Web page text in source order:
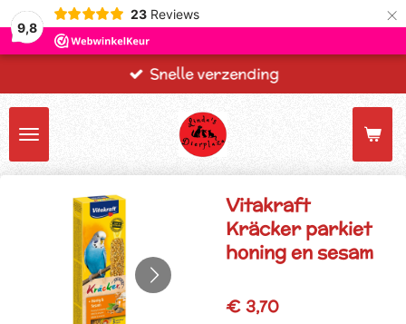
9,8
23 Reviews ×
Snelle verzending
Vitakraft
Kräcker parkiet
honing en sesam
€ 3,70